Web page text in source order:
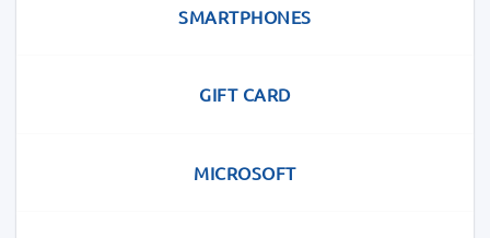
SMARTPHONES
GIFT CARD
MICROSOFT